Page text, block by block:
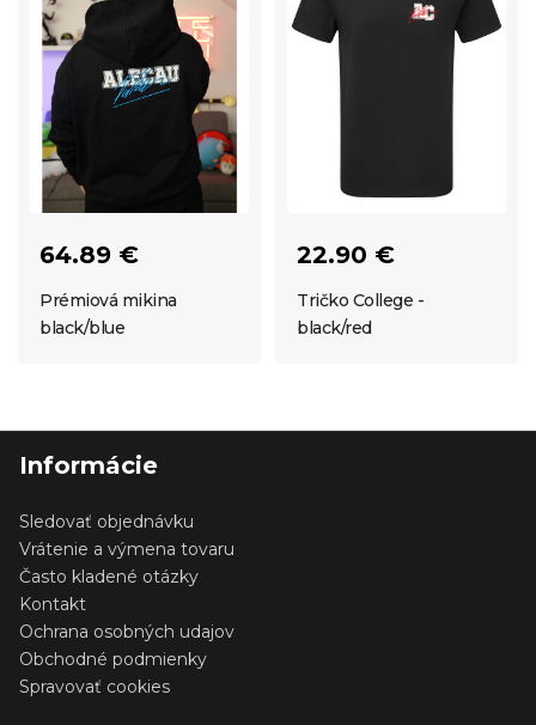
64.89 €
Prémiová mikina
black/blue
22.90 €
Tričko College -
black/red
Informácie
Sledovať objednávku
Vrátenie a výmena tovaru
Často kladené otázky
Kontakt
Ochrana osobných udajov
Obchodné podmienky
Spravovať cookies